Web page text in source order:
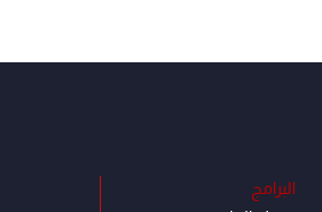
البرامج